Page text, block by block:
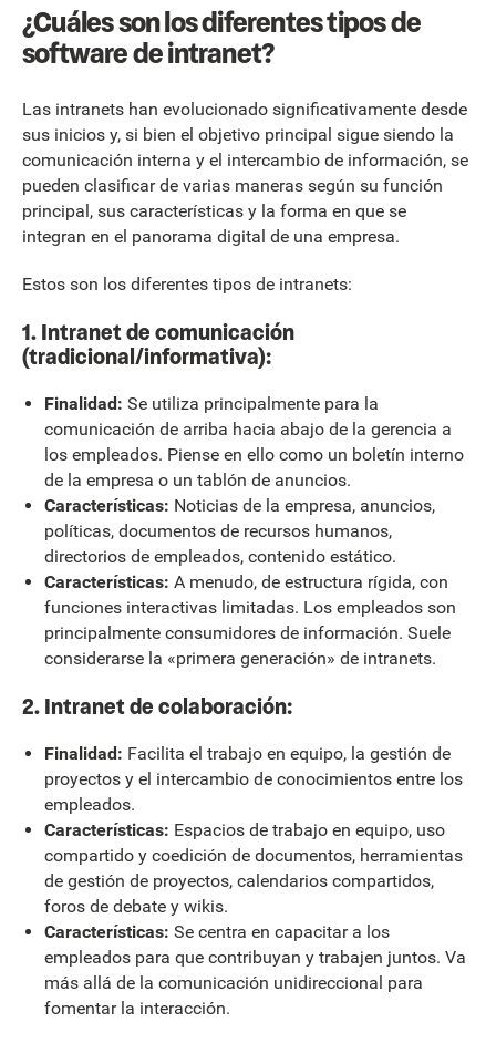
¿Cuáles son los diferentes tipos de
software de intranet?
Las intranets han evolucionado significativamente desde
sus inicios y, si bien el objetivo principal sigue siendo la
comunicación interna y el intercambio de información, se
pueden clasificar de varias maneras según su función
principal, sus características y la forma en que se
integran en el panorama digital de una empresa.
Estos son los diferentes tipos de intranets:
1. Intranet de comunicación
(tradicional/informativa):
Finalidad: Se utiliza principalmente para la
comunicación de arriba hacia abajo de la gerencia a
los empleados. Piense en ello como un boletín interno
de la empresa o un tablón de anuncios.
Características: Noticias de la empresa, anuncios,
políticas, documentos de recursos humanos,
directorios de empleados, contenido estático.
Características: A menudo, de estructura rígida, con
funciones interactivas limitadas. Los empleados son
principalmente consumidores de información. Suele
considerarse la «primera generación» de intranets.
2. Intranet de colaboración:
Finalidad: Facilita el trabajo en equipo, la gestión de
proyectos y el intercambio de conocimientos entre los
empleados.
Características: Espacios de trabajo en equipo, uso
compartido y coedición de documentos, herramientas
de gestión de proyectos, calendarios compartidos,
foros de debate y wikis.
Características: Se centra en capacitar a los
empleados para que contribuyan y trabajen juntos. Va
más allá de la comunicación unidireccional para
fomentar la interacción.